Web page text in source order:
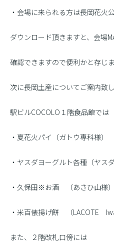
・会場に来られる方は長岡花火
ダウンロード頂きますと、会場
確認できますので便利かと存じま
次に長岡土産についてご案内致し
駅ビルCOCOLO１階食品館では
・夏花火パイ（ガトウ専科様）
・ヤスダヨーグルト各種（ヤス
・久保田※お酒 （あさひ山様）
・米百俵揚げ餅 （LACOTE
また、２階改札口傍には